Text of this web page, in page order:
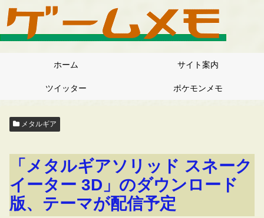
ホーム サイト案内
ツイッター ポケモンメモ
メタルギア
「メタルギアソリッド スネーク
イーター 3D」のダウンロード
版、テーマが配信予定